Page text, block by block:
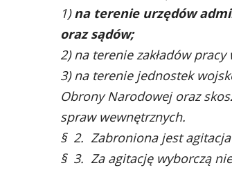
1)na terenie urzędów
oraz sądów;
2) na terenie zakładów
3) na terenie jednostek
Obrony Narodowej oraz
spraw wewnętrznych.
§ 2. Zabroniona jest agitacja
§ 3. Za agitację wyborczą